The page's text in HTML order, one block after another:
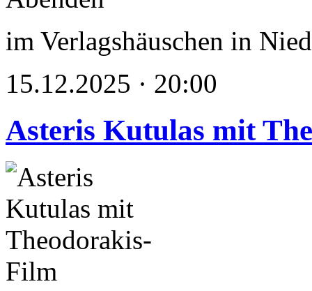
im Verlagshäuschen in
15.12.2025 · 20:00
Asteris Kutulas mit